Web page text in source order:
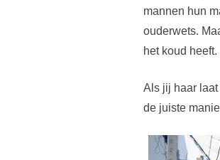
mannen hun
ouderwets.
het koud heeft.
Als jij haar
de juiste